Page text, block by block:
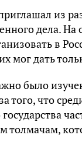
из
дела.
в
мог дать
было
того, что
толмачам,